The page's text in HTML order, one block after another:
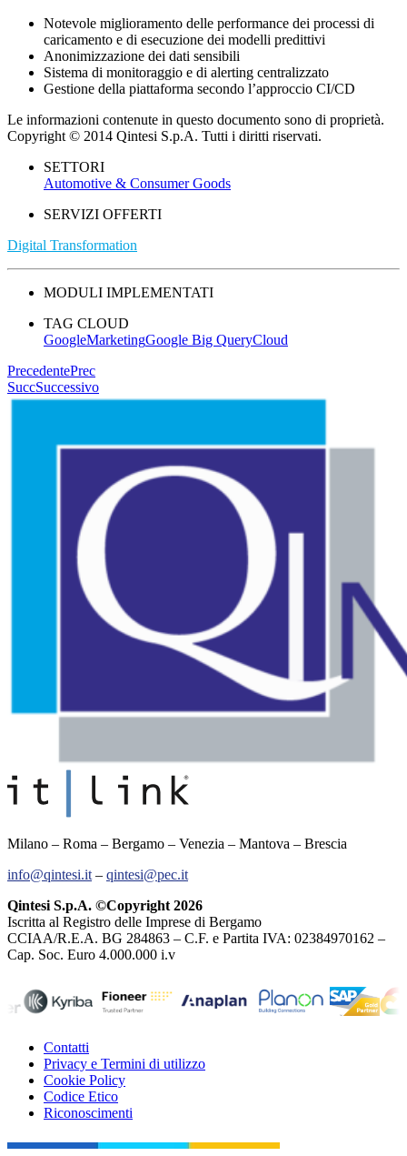
Notevole miglioramento delle performance dei processi di
caricamento e di esecuzione dei modelli predittivi
Anonimizzazione dei dati sensibili
Sistema di monitoraggio e di alerting centralizzato
Gestione della piattaforma secondo l’approccio CI/CD
Le informazioni contenute in questo documento sono di proprietà.
Copyright © 2014 Qintesi S.p.A. Tutti i diritti riservati.
SETTORI
Automotive & Consumer Goods
SERVIZI OFFERTI
Digital Transformation
MODULI IMPLEMENTATI
TAG CLOUD
GoogleMarketingGoogle Big QueryCloud
PrecedentePrec
SuccSuccessivo
Milano – Roma – Bergamo – Venezia – Mantova – Brescia
info@qintesi.it – qintesi@pec.it
Qintesi S.p.A. ©Copyright 2026
Iscritta al Registro delle Imprese di Bergamo
CCIAA/R.E.A. BG 284863 – C.F. e Partita IVA: 02384970162 –
Cap. Soc. Euro 4.000.000 i.v
Contatti
Privacy e Termini di utilizzo
Cookie Policy
Codice Etico
Riconoscimenti